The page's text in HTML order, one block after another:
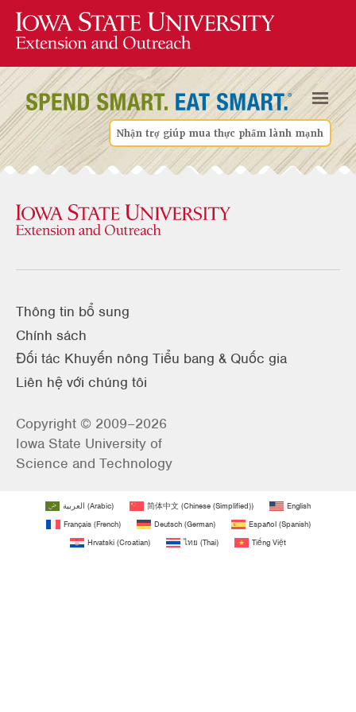
Nhận trợ giúp mua thực phẩm lành mạnh
Thông tin bổ sung
Chính sách
Đối tác Khuyến nông Tiểu bang & Quốc gia
Liên hệ với chúng tôi
Copyright © 2009–2026
Iowa State University of
Science and Technology
العربية (Arabic) 简体中文 (Chinese (Simplified))
English
Français(French) Deutsch(German) Español(Spanish)
Hrvatski (Croatian) ไทย (Thai) Tiếng Việt